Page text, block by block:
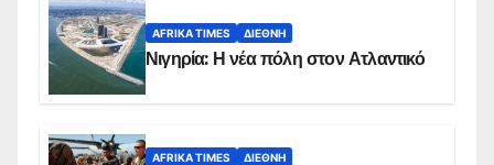
AFRIKA TIMES ΔΙΕΘΝΉ
Νιγηρία: Η νέα πόλη στον Ατλαντικό
AFRIKA TIMES ΔΙΕΘΝΉ